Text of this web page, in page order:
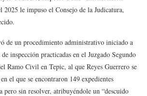
2025 le impuso el Consejo de la Judicatura,
de un procedimiento administrativo iniciado a
inspección practicadas en el Juzgado Segundo
Ramo Civil en Tepic, al que Reyes Guerrero se
el que se encontraron 149 expedientes
pero sin resolver, atribuyéndole un “descuido